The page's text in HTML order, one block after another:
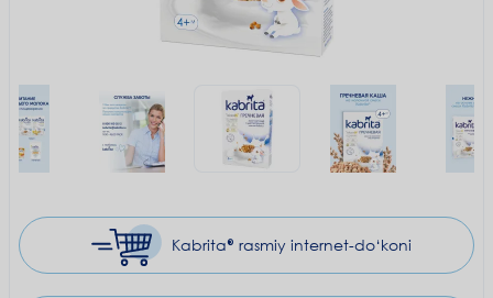
Kabrita® rasmiyinternet-do‘koni